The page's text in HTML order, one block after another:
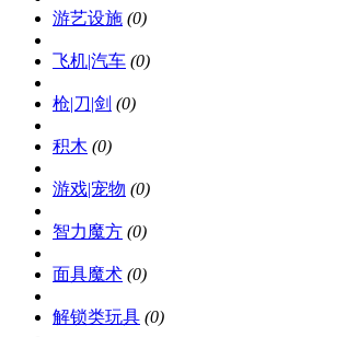
游艺设施 (0)
飞机|汽车 (0)
枪|刀|剑 (0)
积木 (0)
游戏|宠物 (0)
智力魔方 (0)
面具魔术 (0)
解锁类玩具 (0)